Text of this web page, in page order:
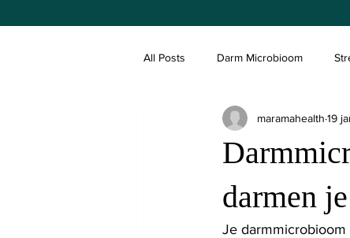
All Posts Darm Microbioom
darmen
maramahealth 19
Je